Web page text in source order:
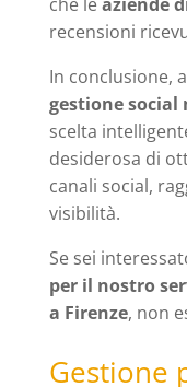
recensioni
In conclusione,
gestione social
scelta
desiderosa di
canali social,
visibilità.
Se sei
per il nostro
a Firenze, non
Gestione